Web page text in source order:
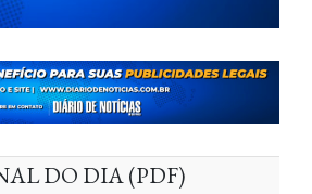
DO DIA (PDF)